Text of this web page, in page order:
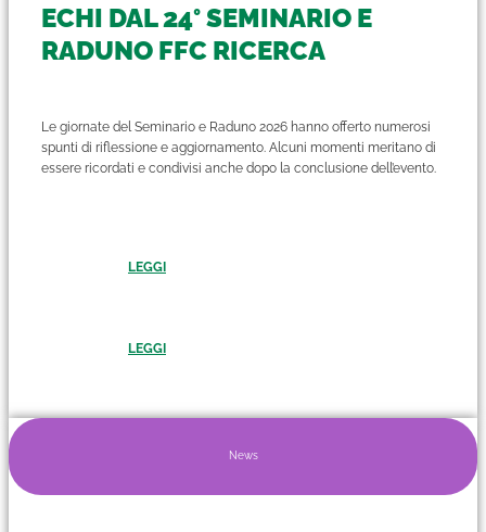
ECHI DAL 24° SEMINARIO E
RADUNO FFC RICERCA
Le giornate del Seminario e Raduno 2026 hanno offerto numerosi
spunti di riflessione e aggiornamento. Alcuni momenti meritano di
essere ricordati e condivisi anche dopo la conclusione dell’evento.
LEGGI
LEGGI
News